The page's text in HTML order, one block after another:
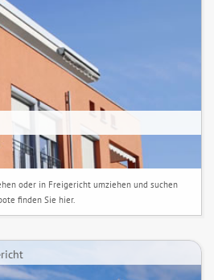
oder in Freigericht umziehen und suchen
finden Sie hier.